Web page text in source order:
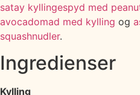
satay kyllingespyd med
avocadomad med kylling og
squashnudler.
Ingredienser
Kylling